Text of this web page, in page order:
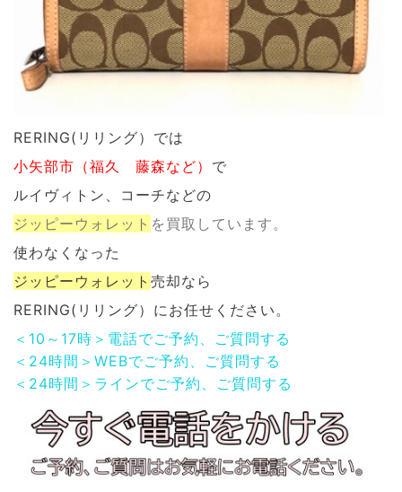
RERING(リリング）では
小矢部市（福久 藤森など） で
ルイヴィトン、コーチなどの
ジッピーウォレット を 買取しています。
使わなくなった
ジッピーウォレット 売却なら
RERING(リリング）にお任せください。
＜10～17時＞電話でご予約、ご質問する
＜24時間＞WEBでご予約、ご質問する
＜24時間＞ラインでご予約、ご質問する